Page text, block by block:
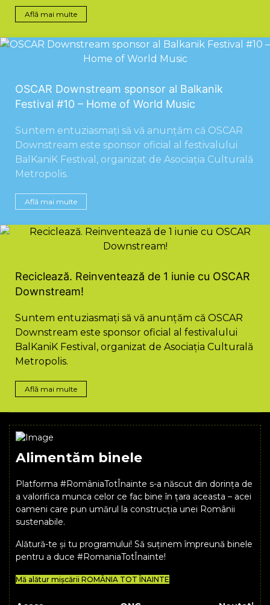
Află mai multe
OSCAR Downstream sponsor al Balkanik
Festival #10 – Home of World Music
Suntem entuziasmați să vă anunțăm că OSCAR
Downstream este sponsor oficial al festivalului
BalKaniK Festival, organizat de Asociația Culturală
Metropolis.
Află mai multe
Reciclează. Reinventează de 1 iunie cu OSCAR
Downstream!
Suntem entuziasmați să vă anunțăm că OSCAR
Downstream este sponsor oficial al festivalului
BalKaniK Festival, organizat de Asociația Culturală
Metropolis.
Află mai multe
Alimentăm binele
Platforma #RomâniaTotÎnainte s-a născut din dorința de
a valorifica munca celor ce fac bine în țara aceasta – acei
oameni care pun umărul la construcția unei Românii
sustenabile.
Alătură-te și tu programului! Să suținem împreună binele
pentru a duce #RomaniaTotÎnainte!
Mă alătur mișcării ROMÂNIA TOT ÎNAINTE